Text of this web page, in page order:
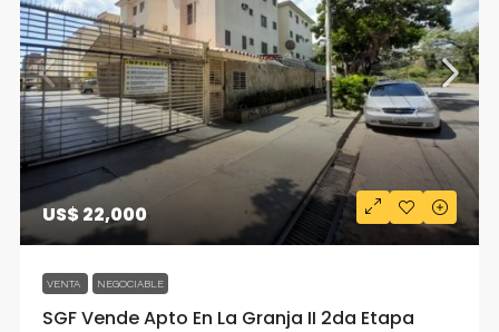
US$ 22,000
VENTA NEGOCIABLE
SGF Vende Apto En La Granja II 2da Etapa